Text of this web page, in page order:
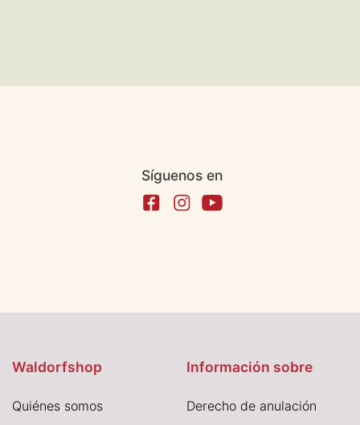
Síguenos en
Waldorfshop
Quiénes somos
Información sobre
Derecho de anulación